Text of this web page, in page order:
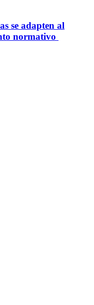
se adapten al
normativo